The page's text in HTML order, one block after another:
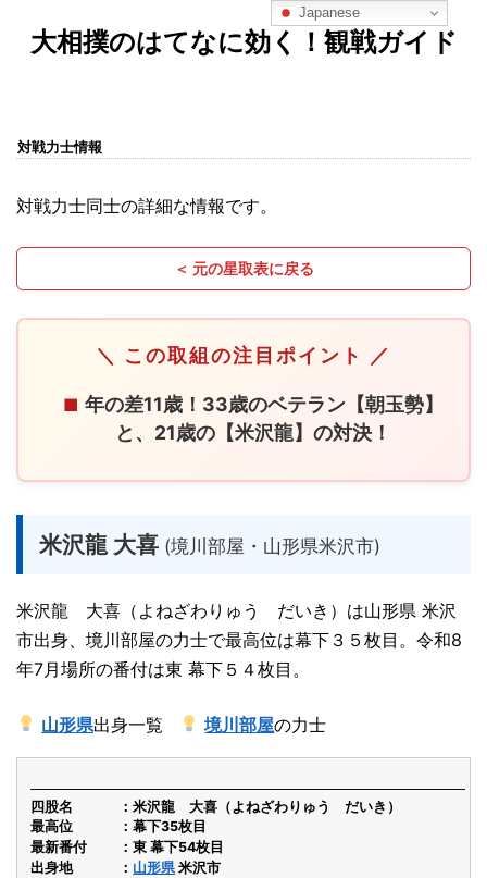
大相撲のはてなに効く！観戦ガイド
対戦力士情報
対戦力士同士の詳細な情報です。
＜ 元の星取表に戻る
＼ この取組の注目ポイント ／
■ 年の差11歳！33歳のベテラン【朝玉勢】
と、21歳の【米沢龍】の対決！
米沢龍 大喜 (境川部屋・山形県米沢市)
米沢龍 大喜（よねざわりゅう だいき）は山形県 米沢
市出身、境川部屋の力士で最高位は幕下３５枚目。令和8
年7月場所の番付は東 幕下５４枚目。
山形県出身一覧 境川部屋の力士
四股名
米沢龍 大喜（よねざわりゅう だいき）
最高位
幕下35枚目
最新番付
東 幕下54枚目
出身地
山形県 米沢市
Japanese